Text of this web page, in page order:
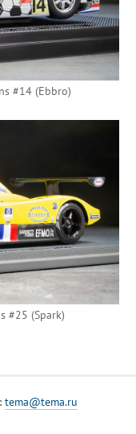
#14 (Ebbro)
#25 (Spark)
tema@tema.ru